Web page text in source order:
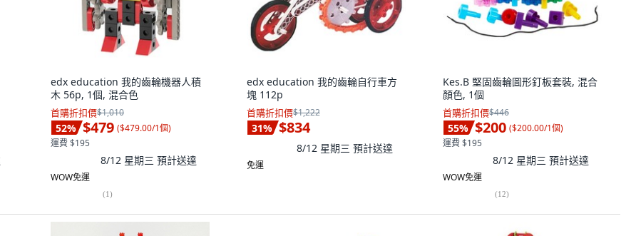
edx education 我的齒輪機器人積
木 56p, 1個, 混合色
首購折扣價$1,010
52% $479 ($479.00/1個)
運費 $195
8/12 星期三 預計送達
WOW免運
(1)
edx education 我的齒輪自行車方
塊 112p
首購折扣價$1,222
31% $834
8/12 星期三 預計送達
免運
Kes.B 堅固齒輪圖形釘板套裝, 混合
顏色, 1個
首購折扣價$446
55% $200 ($200.00/1個)
運費 $195
8/12 星期三 預計送達
WOW免運
(12)